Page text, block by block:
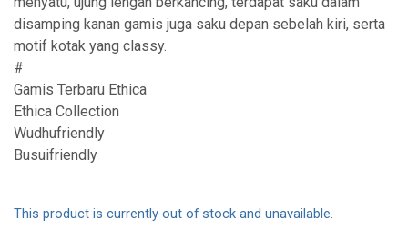
disamping kanan gamis juga saku depan sebelah kiri, serta
motif kotak yang classy.
#
Gamis Terbaru Ethica
Ethica Collection
Wudhufriendly
Busuifriendly
This product is currently out of stock and unavailable.